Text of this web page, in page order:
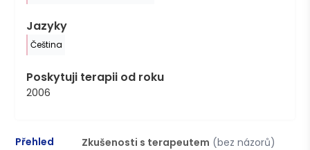
Jazyky
Čeština
Poskytuji terapii od roku
2006
Přehled Zkušenosti s terapeutem (bez názorů)